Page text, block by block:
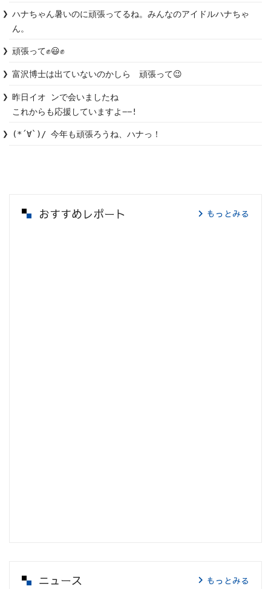
ハナちゃん暑いのに頑張ってるね。みんなのアイドルハナちゃ
ん。
頑張って✊😃✊
富沢博士は出ていないのかしら　頑張って😉
昨日イオ ンで会いましたね
これからも応援していますよ−−!
(*´∀`)/ 今年も頑張ろうね、ハナっ！
おすすめレポート もっとみる
ニュース もっとみる